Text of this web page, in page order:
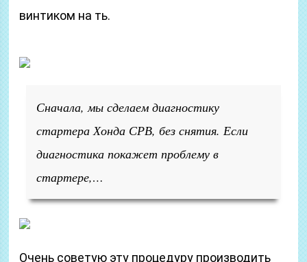
винтиком на ть.
Сначала, мы сделаем диагностику
стартера Хонда СРВ, без снятия. Если
диагностика покажет проблему в
стартере,…
Очень советую эту процедуру производить